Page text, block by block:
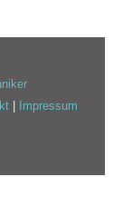
| Impressum